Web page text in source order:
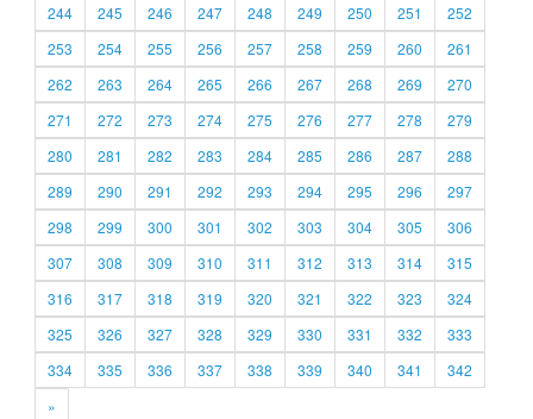
244
245 246 247 248 249 250 251
252
253
254 255 256 257 258 259 260
261
262
263 264 265 266 267 268 269
270
271
272 273 274 275 276 277 278
279
280
281 282 283 284 285 286 287
288
289
290 291 292 293 294 295 296
297
298
299 300 301 302 303 304 305
306
307
308 309 310 311 312 313 314
315
316
317 318 319 320 321 322 323
324
325
326 327 328 329 330 331 332
333
334
335 336 337 338 339 340 341
342
»